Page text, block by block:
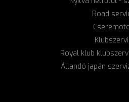
Road
Royal klub
Állandó japán